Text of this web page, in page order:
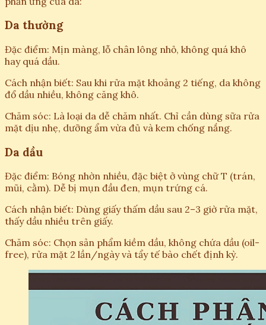
Da thường
Đặc điểm: Mịn màng, lỗ chân lông nhỏ, không quá khô
hay quá dầu.
Cách nhận biết: Sau khi rửa mặt khoảng 2 tiếng, da không
đổ dầu nhiều, không căng khô.
Chăm sóc: Là loại da dễ chăm nhất. Chỉ cần dùng sữa rửa
mặt dịu nhẹ, dưỡng ẩm vừa đủ và kem chống nắng.
Da dầu
Đặc điểm: Bóng nhờn nhiều, đặc biệt ở vùng chữ T (trán,
mũi, cằm). Dễ bị mụn đầu đen, mụn trứng cá.
Cách nhận biết: Dùng giấy thấm dầu sau 2–3 giờ rửa mặt,
thấy dầu nhiều trên giấy.
Chăm sóc: Chọn sản phẩm kiềm dầu, không chứa dầu (oil-
free), rửa mặt 2 lần/ngày và tẩy tế bào chết định kỳ.